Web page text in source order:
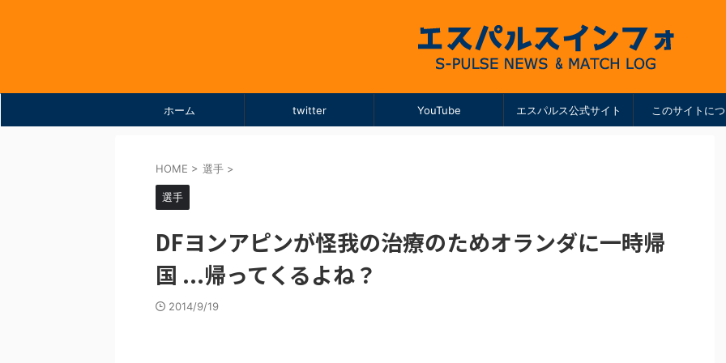
ホーム twitter YouTube エスパルス公式サイト このサイトに
HOME > 選手 >
選手
DFヨンアピンが怪我の治療のためオランダに一時帰
国 ...帰ってくるよね？
2014/9/19